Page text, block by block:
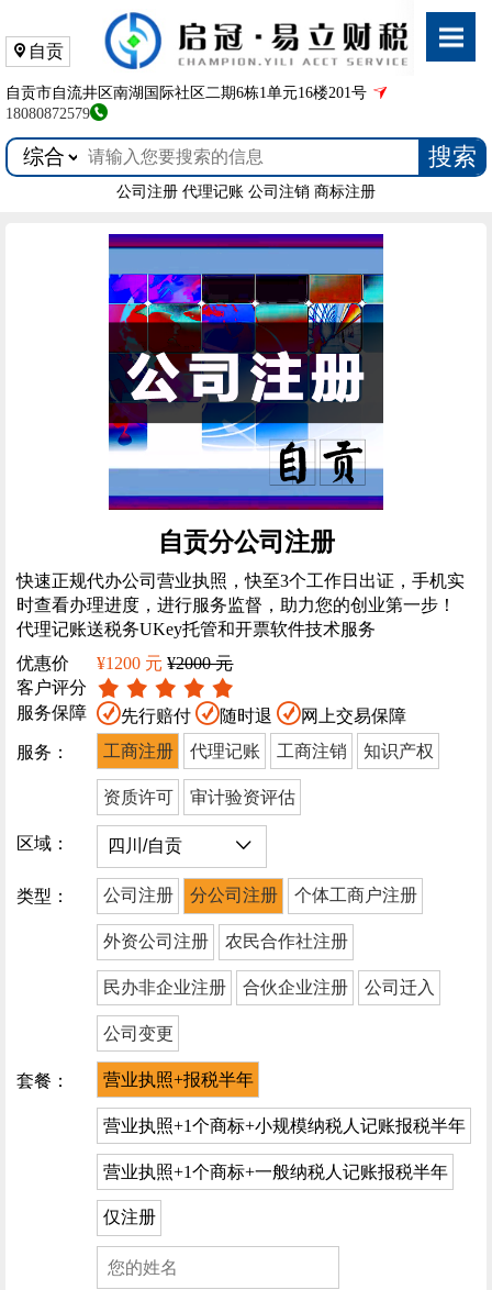
自贡
自贡市自流井区南湖国际社区二期6栋1单元16楼201号
18080872579
搜索
公司注册 代理记账 公司注销 商标注册
自贡分公司注册
快速正规代办公司营业执照，快至3个工作日出证，手机实
时查看办理进度，进行服务监督，助力您的创业第一步！
代理记账送税务UKey托管和开票软件技术服务
优惠价
¥1200 元 ¥2000 元
客户评分
服务保障
先行赔付 随时退
网上交易保障
服务：
工商注册 代理记账 工商注销 知识产权
资质许可 审计验资评估
区域：
类型： 公司注册 分公司注册 个体工商户注册
外资公司注册 农民合作社注册
民办非企业注册 合伙企业注册 公司迁入
公司变更
套餐： 营业执照+报税半年
营业执照+1个商标+小规模纳税人记账报税半年
营业执照+1个商标+一般纳税人记账报税半年
仅注册